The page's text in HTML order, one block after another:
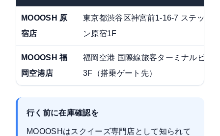
MOOOSH 原
宿店
東京都渋谷区神宮前1-16-7 ステップ
ン原宿1F
MOOOSH 福
岡空港店
福岡空港 国際線旅客ターミナルビル
3F（搭乗ゲート先）
行く前に在庫確認を
MOOOSHはスクイーズ専門店として知られて